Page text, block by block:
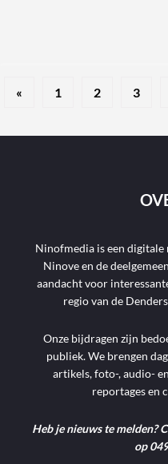
« 1 2 3
Ninofmedia is een
Ninove en de
aandacht voor
regio van de
Onze bijdragen zijn
publiek. We brengen
artikels, foto-, audio-
reportages en
Heb je nieuws te melden?
op